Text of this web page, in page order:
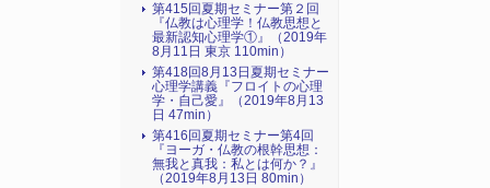
第415回夏期セミナー第２回
『仏教は心理学！仏教思想と
最新認知心理学①』（2019年
8月11日 東京 110min）
第418回8月13日夏期セミナー
心理学講義『フロイトの心理
学・自己愛』（2019年8月13
日 47min）
第416回夏期セミナー第4回
『ヨーガ・仏教の根幹思想：
無我と真我：私とは何か？』
（2019年8月13日 80min）